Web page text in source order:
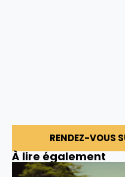
RENDEZ-VOUS
À lire également